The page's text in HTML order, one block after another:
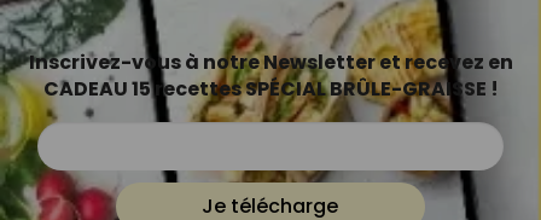
Inscrivez-vous à notre Newsletter et recevez en
CADEAU 15 recettes SPÉCIAL BRÛLE-GRAISSE !
Je télécharge